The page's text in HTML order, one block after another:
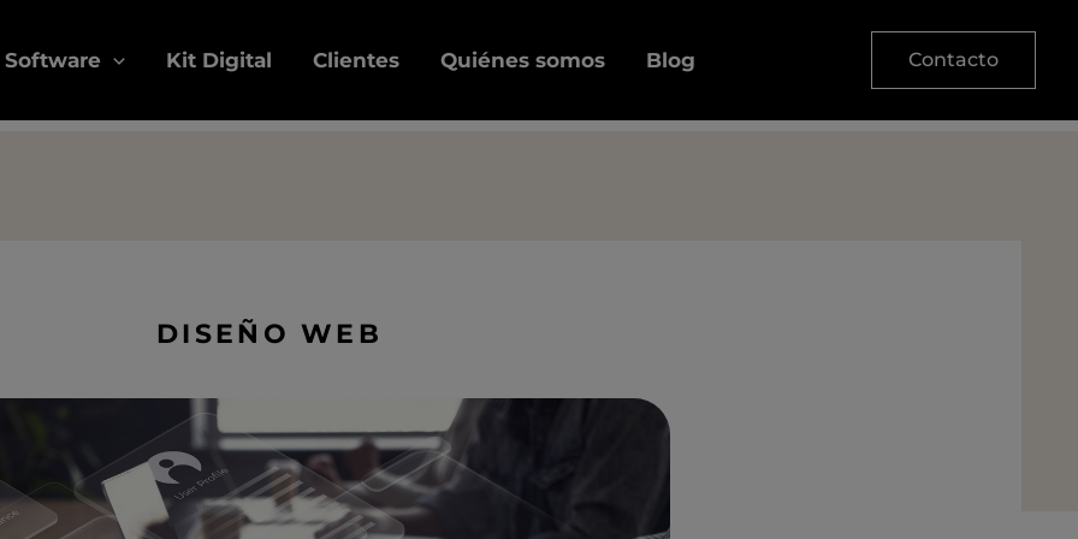
Software Kit Digital Clientes Quiénes somos Blog Contacto
DISEÑO WEB